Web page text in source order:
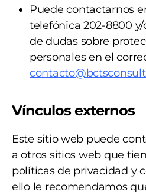
Puede contactarnos
telefónica 202-8800
de dudas sobre
personales en el
Vínculos externos
Este sitio web puede
a otros sitios web que
políticas de privacidad y
ello le recomendamos